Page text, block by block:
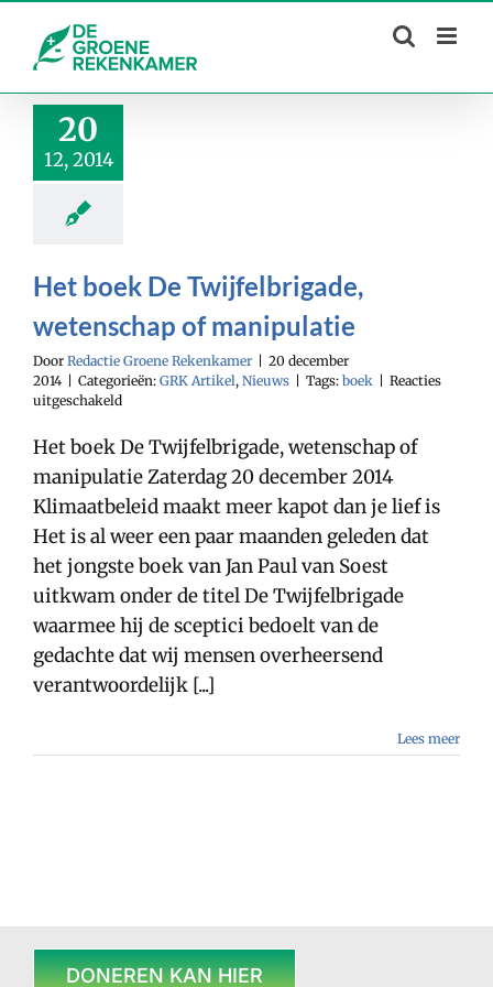
content
20
12, 2014
Het boek De Twijfelbrigade,
wetenschap of manipulatie
Door Redactie Groene Rekenkamer
20 december
2014
Categorieën: GRK Artikel, Nieuws Tags: boek
Reacties
uitgeschakeldvoor
boek
De
Twijfelbrigade,
wetenschap
of
manipulatie
Het boek De Twijfelbrigade, wetenschap of
manipulatie Zaterdag 20 december 2014
Klimaatbeleid maakt meer kapot dan je lief is
Het is al weer een paar maanden geleden dat
het jongste boek van Jan Paul van Soest
uitkwam onder de titel De Twijfelbrigade
waarmee hij de sceptici bedoelt van de
gedachte dat wij mensen overheersend
verantwoordelijk [...]
Lees meer
DONEREN KAN HIER